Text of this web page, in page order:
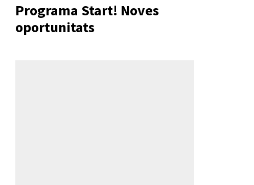
Programa Start! Noves
oportunitats